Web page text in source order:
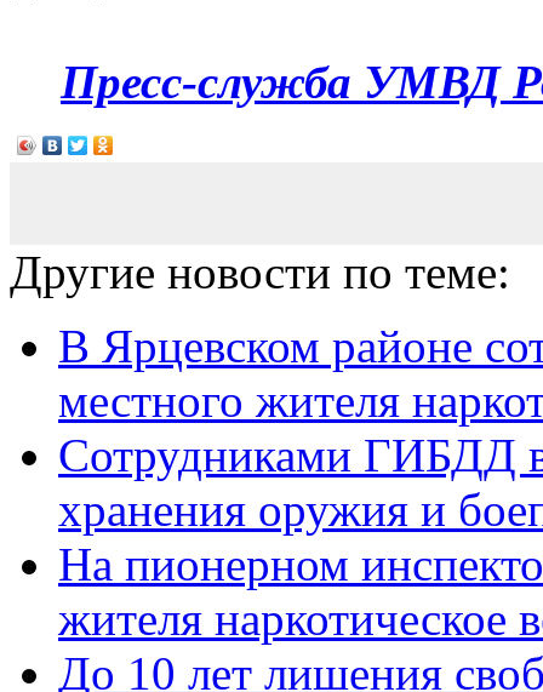
Пресс-служба УМВД
Другие новости по теме:
В Ярцевском районе
местного жителя
Сотрудниками ГИБДД
хранения оружия и
На пионерном
жителя наркотическое
До 10 лет лишения